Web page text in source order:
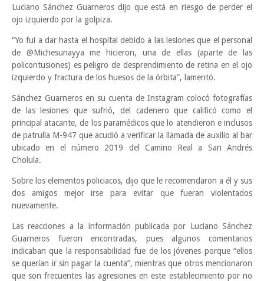
Luciano Sánchez Guarneros dijo que está en riesgo de perder el
ojo izquierdo por la golpiza.
“Yo fui a dar hasta el hospital debido a las lesiones que el personal
de @Michesunayya me hicieron, una de ellas (aparte de las
policontusiones) es peligro de desprendimiento de retina en el ojo
izquierdo y fractura de los huesos de la órbita”, lamentó.
Sánchez Guarneros en su cuenta de Instagram colocó fotografías
de las lesiones que sufrió, del cadenero que calificó como el
principal atacante, de los paramédicos que lo atendieron e inclusos
de patrulla M-947 que acudió a verificar la llamada de auxilio al bar
ubicado en el número 2019 del Camino Real a San Andrés
Cholula.
Sobre los elementos policiacos, dijo que le recomendaron a él y sus
dos amigos mejor irse para evitar que fueran violentados
nuevamente.
Las reacciones a la información publicada por Luciano Sánchez
Guarneros fueron encontradas, pues algunos comentarios
indicaban que la responsabilidad fue de los jóvenes porque “ellos
se querían ir sin pagar la cuenta”, mientras que otros mencionaron
que son frecuentes las agresiones en este establecimiento por no